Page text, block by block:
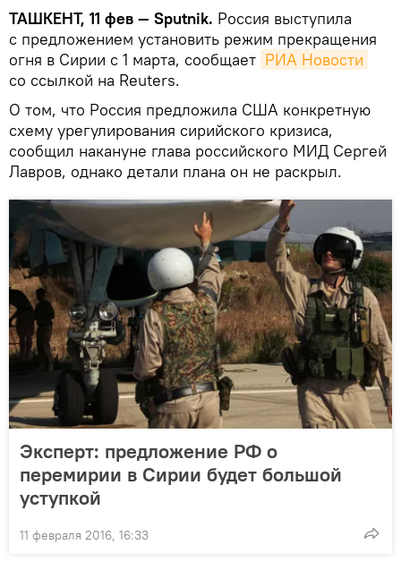
ТАШКЕНТ, 11 фев — Sputnik. Россия выступила
с предложением установить режим прекращения
огня в Сирии с 1 марта, сообщает РИА Новости
со ссылкой на Reuters.
О том, что Россия предложила США конкретную
схему урегулирования сирийского кризиса,
сообщил накануне глава российского МИД Сергей
Лавров, однако детали плана он не раскрыл.
Эксперт: предложение РФ о
перемирии в Сирии будет большой
уступкой
11 февраля 2016, 16:33